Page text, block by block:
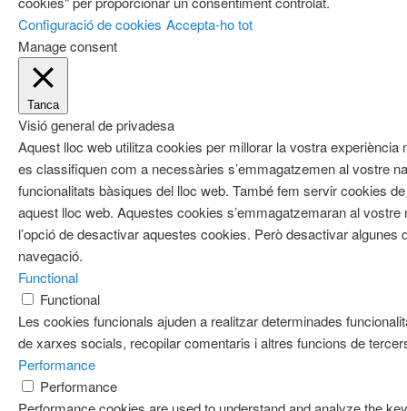
Configuració de cookies Accepta-ho tot
Manage consent
Tanca
Visió general de privadesa
Aquest lloc web utilitza cookies per millorar la vostra
es classifiquen com a necessàries s’emmagatzemen al vostre
funcionalitats bàsiques del lloc web. També fem servir cookies
aquest lloc web. Aquestes cookies s’emmagatzemaran al
l’opció de desactivar aquestes cookies. Però desactivar
navegació.
Functional
Functional
Les cookies funcionals ajuden a realitzar determinades
de xarxes socials, recopilar comentaris i altres funcions de
Performance
Performance